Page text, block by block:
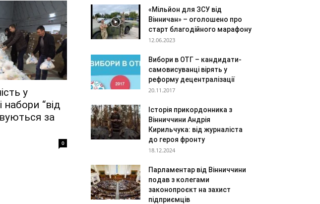
у
набори “від
за
0
«Мільйон для ЗСУ від
Вінничан» – оголошено про
старт благодійного марафону
12.06.2023
Вибори в ОТГ – кандидати-
самовисуванці вірять у
реформу децентралізації
20.11.2017
Історія прикордонника з
Вінниччини Андрія
Кирильчука: від журналіста
до героя фронту
18.12.2024
Парламентар від Вінниччини
подав з колегами
законопроєкт на захист
підприємців